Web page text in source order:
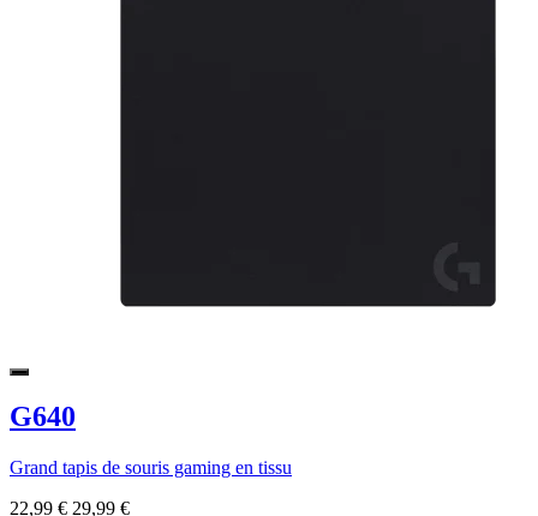
G640
Grand tapis de souris gaming en tissu
22,99 € 29,99 €